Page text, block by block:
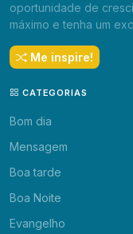
oportunidade de
máximo e tenha um
Me inspire!
CATEGORIAS
Bom dia
Mensagem
Boa tarde
Boa Noite
Evangelho